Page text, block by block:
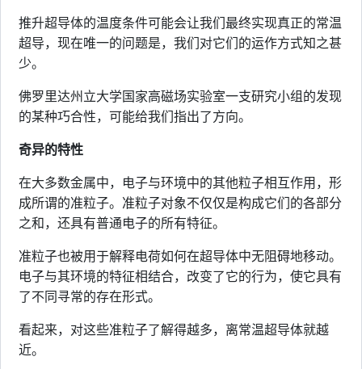
推升超导体的温度条件可能会让我们最终实现真正的常温
超导，现在唯一的问题是，我们对它们的运作方式知之甚
少。
佛罗里达州立大学国家高磁场实验室一支研究小组的发现
的某种巧合性，可能给我们指出了方向。
奇异的特性
在大多数金属中，电子与环境中的其他粒子相互作用，形
成所谓的准粒子。准粒子对象不仅仅是构成它们的各部分
之和，还具有普通电子的所有特征。
准粒子也被用于解释电荷如何在超导体中无阻碍地移动。
电子与其环境的特征相结合，改变了它的行为，使它具有
了不同寻常的存在形式。
看起来，对这些准粒子了解得越多，离常温超导体就越
近。